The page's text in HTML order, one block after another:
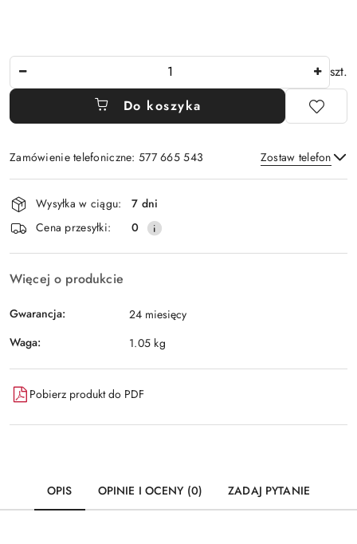
szt.
Do koszyka
Zamówienie telefoniczne: 577 665 543 Zostaw telefon
Wyślij
Dostępność
i
dostawa
Wysyłka w ciągu:
7 dni
Cena przesyłki:
0
Więcej o produkcie
Gwarancja:
24 miesięcy
Waga:
1.05 kg
Pobierz produkt do PDF
OPIS OPINIE I OCENY (0) ZADAJ PYTANIE